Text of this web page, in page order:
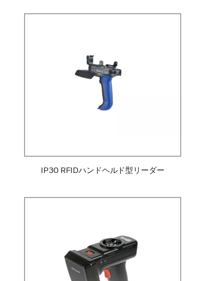
IP30 RFIDハンドヘルド型リーダー